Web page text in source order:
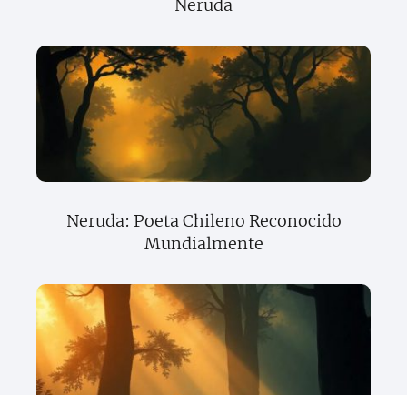
Neruda
Neruda: Poeta Chileno Reconocido
Mundialmente